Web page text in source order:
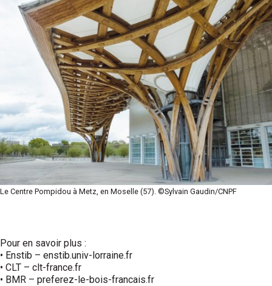
Le Centre Pompidou à Metz, en Moselle (57). ©Sylvain Gaudin/CNPF
Pour en savoir plus :
• Enstib – enstib.univ-lorraine.fr
• CLT – clt-france.fr
• BMR – preferez-le-bois-francais.fr